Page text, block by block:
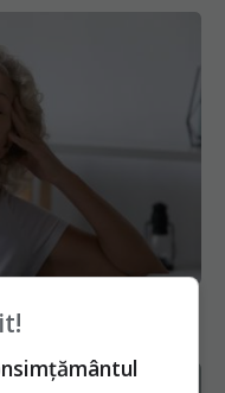
de Alzheimer. Ce
la menopauză